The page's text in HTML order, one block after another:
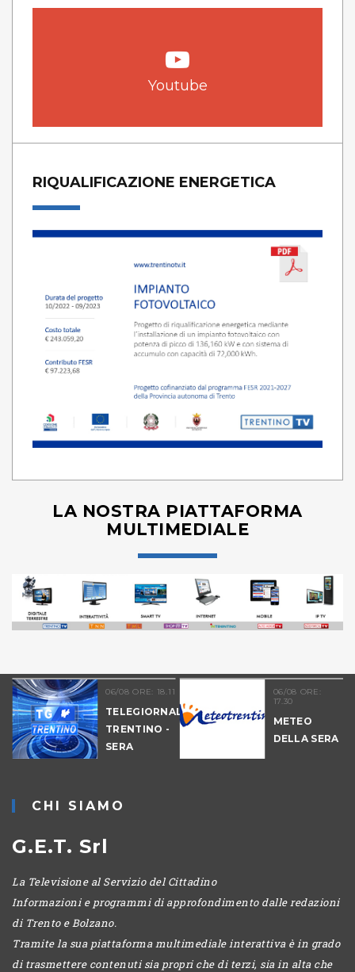
Youtube
RIQUALIFICAZIONE ENERGETICA
LA NOSTRA PIATTAFORMA
MULTIMEDIALE
06/08 ORE: 18.11
TELEGIORNALE
TRENTINO -
SERA
06/08 ORE:
17.30
METEO
DELLA SERA
CHI SIAMO
G.E.T. Srl
La Televisione al Servizio del Cittadino
Informazioni e programmi di approfondimento dalle redazioni
di Trento e Bolzano.
Tramite la sua piattaforma multimediale interattiva è in grado
di trasmettere contenuti sia propri che di terzi, sia in alta che